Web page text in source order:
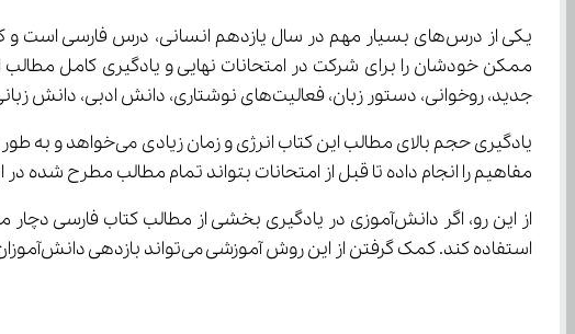
یکی از درس‌های بسیار مهم در سال یازدهم انسانی، درس فارسی است و کمک گرفتن از
جدید، روخوانی، دستور زبان، فعالیت‌های نوشتاری، دانش ادبی، دانش زبانی، شعر، حکایت و موارد متعدد دیگری است.
یادگیری حجم بالای
مفاهیم را انجام داده تا قبل از امتحانات بتواند تمام مطالب مطرح شده در این کتاب را
از این رو، اگر دانش‌آموزی در یادگیری بخشی از مطالب
استفاده کند. کمک گرفتن از این روش آموزشی می‌تواند بازدهی دانش‌آموزان را تا حد زیادی ارتقا دهد، اما مشکلاتی هم در این زمینه وجود دارد که در ادامه با آنها اشاره کرده‌ایم.